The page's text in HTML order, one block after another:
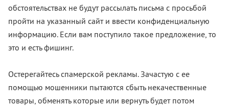
обстоятельствах не будут рассылать письма с просьбой
пройти на указанный сайт и ввести конфиденциальную
информацию. Если вам поступило такое предложение, то
это и есть фишинг.
Остерегайтесь спамерской рекламы. Зачастую с ее
помощью мошенники пытаются сбыть некачественные
товары, обменять которые или вернуть будет потом